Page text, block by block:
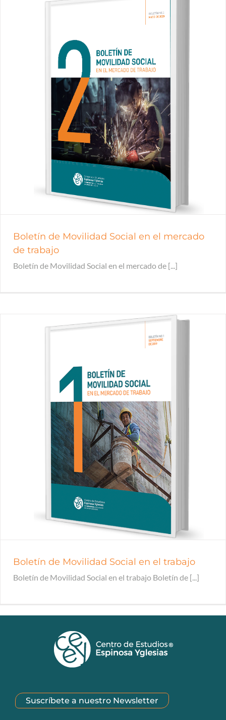
Boletín de Movilidad Social en el mercado
de trabajo
Boletín de Movilidad Social en el mercado de [...]
Boletín de Movilidad Social en el trabajo
Boletín de Movilidad Social en el trabajo Boletín de [...]
Suscríbete a nuestro Newsletter